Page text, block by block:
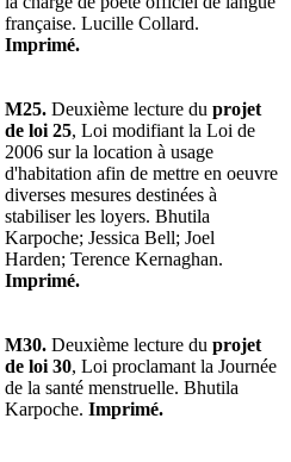
française. Lucille Collard.
Imprimé.
M25. Deuxième lecture du projet
de loi 25, Loi modifiant la Loi de
2006 sur la location à usage
d'habitation afin de mettre en oeuvre
diverses mesures destinées à
stabiliser les loyers. Bhutila
Karpoche; Jessica Bell; Joel
Harden; Terence Kernaghan.
Imprimé.
M30. Deuxième lecture du projet
de loi 30, Loi proclamant la Journée
de la santé menstruelle. Bhutila
Karpoche. Imprimé.